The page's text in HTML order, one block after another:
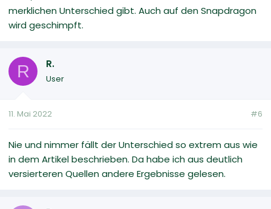
merklichen Unterschied gibt. Auch auf den Snapdragon
wird geschimpft.
R R.
User
11. Mai 2022 #6
Nie und nimmer fällt der Unterschied so extrem aus wie
in dem Artikel beschrieben. Da habe ich aus deutlich
versierteren Quellen andere Ergebnisse gelesen.